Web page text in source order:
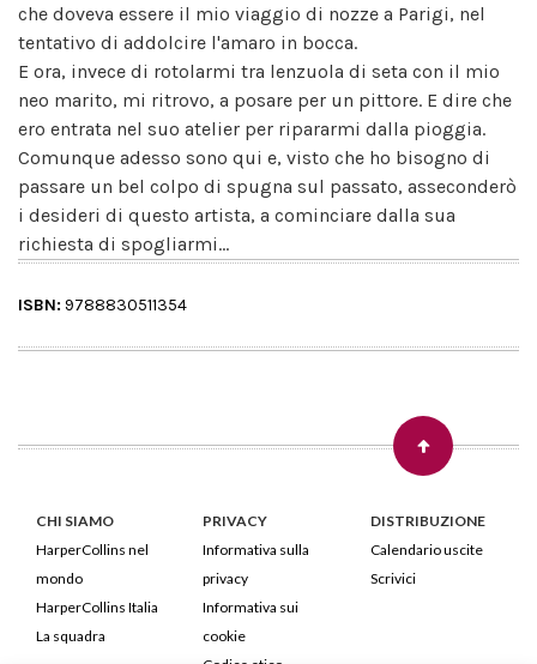
che doveva essere il mio viaggio di nozze a Parigi, nel
tentativo di addolcire l'amaro in bocca.
E ora, invece di rotolarmi tra lenzuola di seta con il mio
neo marito, mi ritrovo, a posare per un pittore. E dire che
ero entrata nel suo atelier per ripararmi dalla pioggia.
Comunque adesso sono qui e, visto che ho bisogno di
passare un bel colpo di spugna sul passato, asseconderò
i desideri di questo artista, a cominciare dalla sua
richiesta di spogliarmi...
ISBN: 9788830511354
CHI SIAMO
HarperCollins nel
mondo
HarperCollins Italia
La squadra
PRIVACY
Informativa sulla
privacy
Informativa sui
cookie
DISTRIBUZIONE
Calendario uscite
Scrivici